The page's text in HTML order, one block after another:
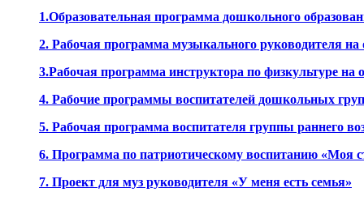
1.Образовательная программа дошкольного
2. Рабочая программа музыкального руководителя
3.Рабочая программа инструктора по физкультуре
4. Рабочие программы воспитателей дошкольных
5. Рабочая программа воспитателя группы раннего
6. Программа по патриотическому воспитанию «Моя
7. Проект для муз руководителя «У меня есть семья»